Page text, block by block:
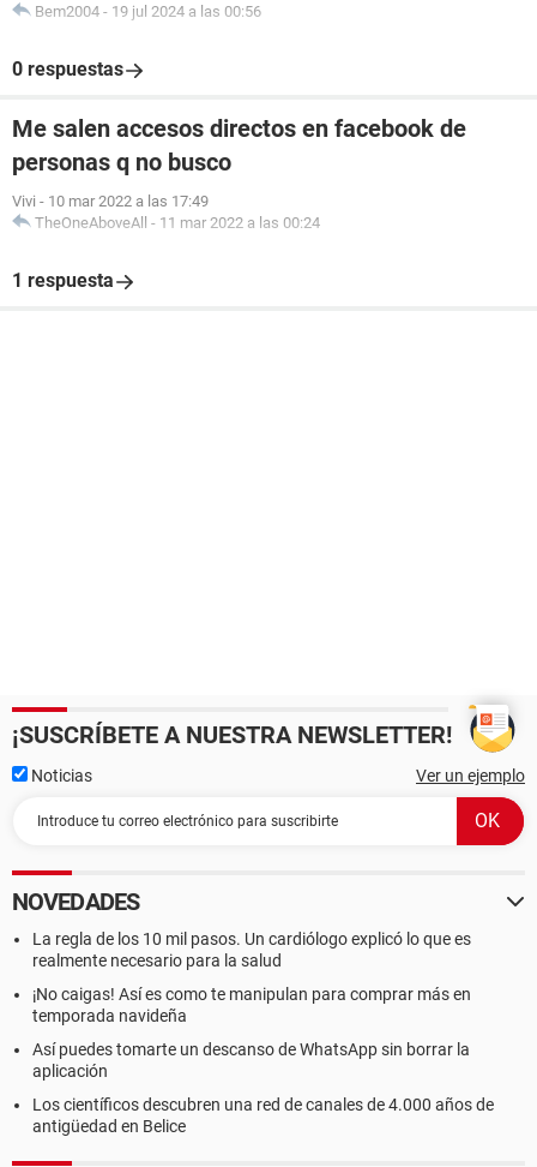
Bem2004 - 19 jul 2024 a las 00:56
0 respuestas
Me salen accesos directos en facebook de
personas q no busco
Vivi - 10 mar 2022 a las 17:49
TheOneAboveAll - 11 mar 2022 a las 00:24
1 respuesta
¡SUSCRÍBETE A NUESTRA NEWSLETTER!
Noticias Ver un ejemplo
NOVEDADES
La regla de los 10 mil pasos. Un cardiólogo explicó lo que es
realmente necesario para la salud
¡No caigas! Así es como te manipulan para comprar más en
temporada navideña
Así puedes tomarte un descanso de WhatsApp sin borrar la
aplicación
Los científicos descubren una red de canales de 4.000 años de
antigüedad en Belice